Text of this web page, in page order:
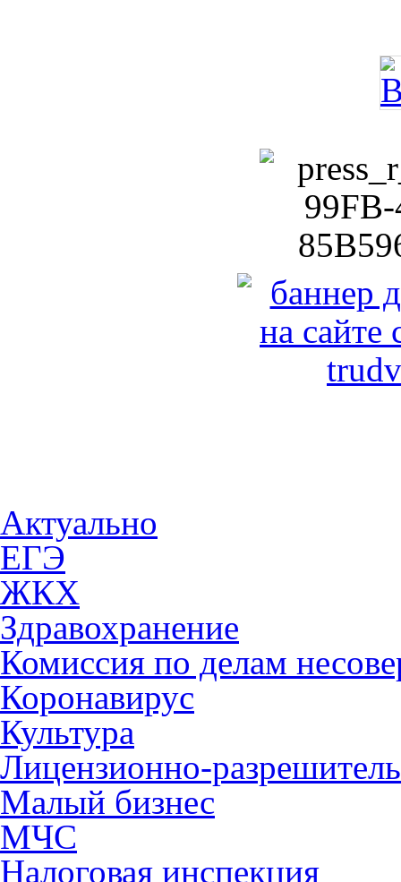
Актуально
ЕГЭ
ЖКХ
Здравохранение
Комиссия по делам
Коронавирус
Культура
Лицензионно-
Малый бизнес
МЧС
Налоговая инспекция